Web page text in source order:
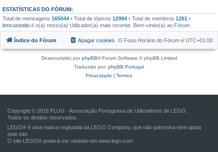
ESTATÍSTICAS DO FÓRUM:
Total de mensagens 165044 • Total de tópicos 12994 • Total de membros 1261 •
bmcustodio é o(a) nosso(a) Utilizador(a) mais recente. Bem-vindo(a) ao Fórum
Índice do Fórum O Fuso Horário do Fórum é UTC+01:00
Apagar cookies
Desenvolvido porphpBB® Forum Software © phpBB Limited
Traduzido por: phpBB Portugal
Privacidade | Termos
Copyright © 2018 PLUG - Associação Portuguesa de Utilizadores de LEGO.
Todos os direitos reservados.
LEGO® é uma marca registada da LEGO Company, que não patrocina nem apoia
este site.
O site LEGO® poderá ser visitado em www.lego.com